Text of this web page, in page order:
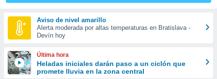
y
forma
digital
basada
Aviso de nivel amarillo
Alerta moderada por altas temperaturas en Bratislava -
Devín hoy
Última hora
Heladas iniciales darán paso a un ciclón que
promete lluvia en la zona central